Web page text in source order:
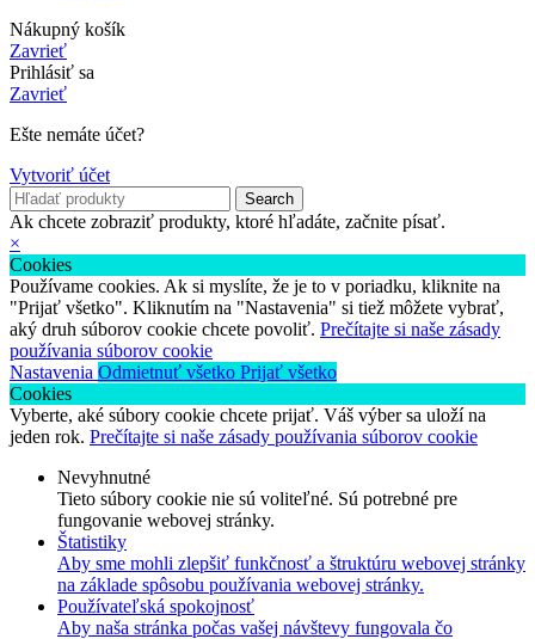
Nákupný košík
Zavrieť
Prihlásiť sa
Zavrieť
Ešte nemáte účet?
Vytvoriť účet
Search
Ak chcete zobraziť produkty, ktoré hľadáte, začnite písať.
×
Cookies
Používame cookies. Ak si myslíte, že je to v poriadku, kliknite na
"Prijať všetko". Kliknutím na "Nastavenia" si tiež môžete vybrať,
aký druh súborov cookie chcete povoliť. Prečítajte si naše zásady
používania súborov cookie
Nastavenia Odmietnuť všetko Prijať všetko
Cookies
Vyberte, aké súbory cookie chcete prijať. Váš výber sa uloží na
jeden rok. Prečítajte si naše zásady používania súborov cookie
Nevyhnutné
Tieto súbory cookie nie sú voliteľné. Sú potrebné pre
fungovanie webovej stránky.
Štatistiky
Aby sme mohli zlepšiť funkčnosť a štruktúru webovej stránky
na základe spôsobu používania webovej stránky.
Používateľská spokojnosť
Aby naša stránka počas vašej návštevy fungovala čo